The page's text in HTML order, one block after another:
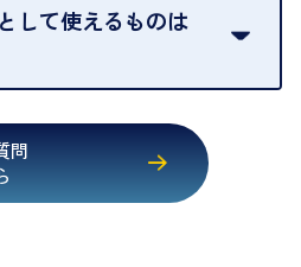
られています。安心してお取引
ご協力をお願いいたします。
して使えるものは
ド
問